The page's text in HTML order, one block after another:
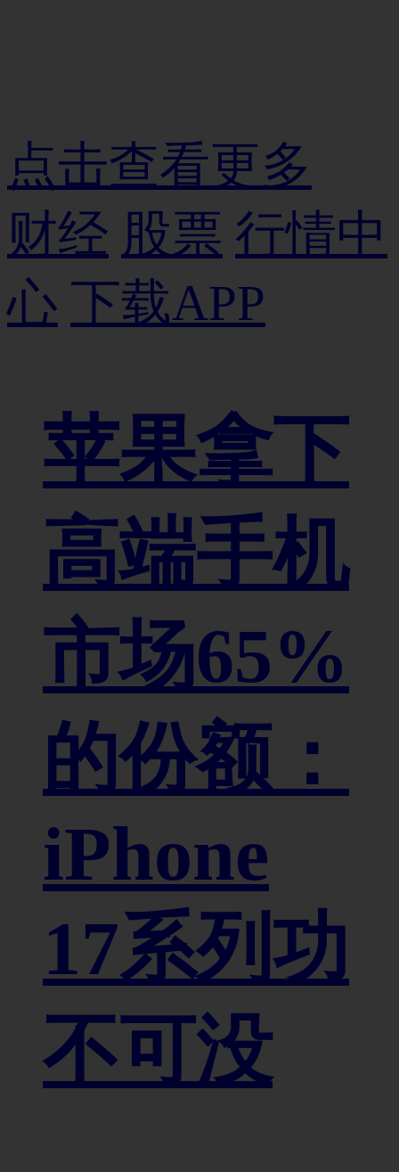
点击查看更多
财经 股票 行情中
心 下载APP
苹果拿下
高端手机
市场65%
的份额：
iPhone
17系列功
不可没